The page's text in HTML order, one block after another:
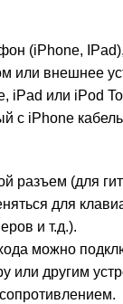
(iPhone,
или внешнее
iPad или iPod
с iPhone
разъем (для
для
и т.д.).
можно
или другим